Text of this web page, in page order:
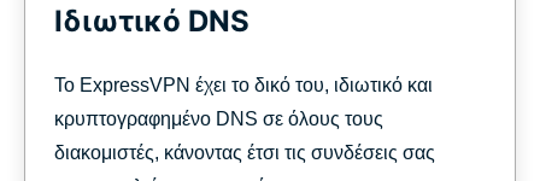
Ιδιωτικό DNS
Το ExpressVPN έχει το δικό του, ιδιωτικό και
κρυπτογραφημένο DNS σε όλους τους
διακομιστές, κάνοντας έτσι τις συνδέσεις σας